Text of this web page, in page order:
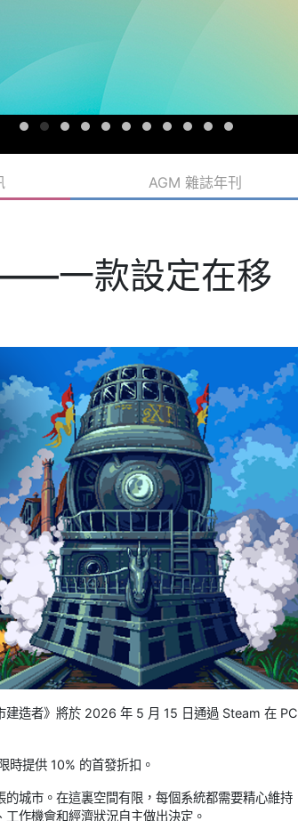
AGM 雜誌年刊
一款設定在移
建造者》將於 2026 年 5 月 15 日通過 Steam 在 PC
時提供 10% 的首發折扣。
城市。在這裏空間有限，每個系統都需要精心維持
作機會和經濟狀況自主做出決定。